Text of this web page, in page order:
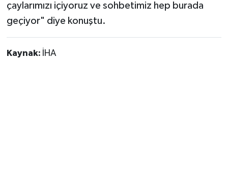
çaylarımızı içiyoruz ve sohbetimiz hep burada
geçiyor" diye konuştu.
Kaynak: İHA